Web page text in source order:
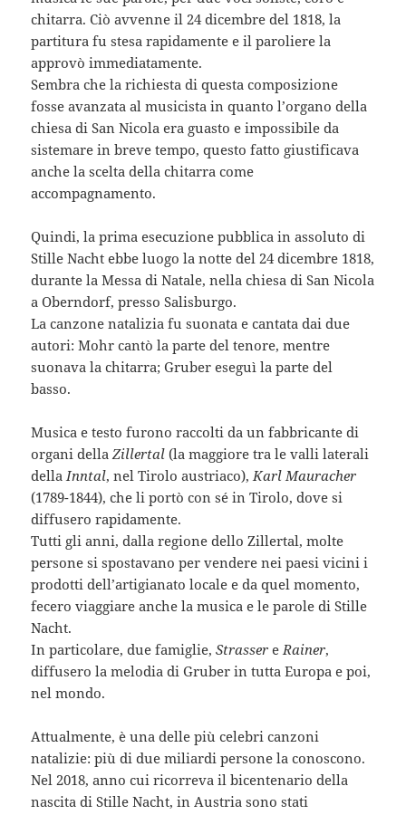
chitarra. Ciò avvenne il 24 dicembre del 1818, la
partitura fu stesa rapidamente e il paroliere la
approvò immediatamente.
Sembra che la richiesta di questa composizione
fosse avanzata al musicista in quanto l’organo della
chiesa di San Nicola era guasto e impossibile da
sistemare in breve tempo, questo fatto giustificava
anche la scelta della chitarra come
accompagnamento.
Quindi, la prima esecuzione pubblica in assoluto di
Stille Nacht ebbe luogo la notte del 24 dicembre 1818,
durante la Messa di Natale, nella chiesa di San Nicola
a Oberndorf, presso Salisburgo.
La canzone natalizia fu suonata e cantata dai due
autori: Mohr cantò la parte del tenore, mentre
suonava la chitarra; Gruber eseguì la parte del
basso.
Musica e testo furono raccolti da un fabbricante di
organi dellaZillertal(la maggiore tra le valli laterali
dellaInntal, nel Tirolo austriaco),Karl Mauracher
(1789-1844), che li portò con sé in Tirolo, dove si
diffusero rapidamente.
Tutti gli anni, dalla regione dello Zillertal, molte
persone si spostavano per vendere nei paesi vicini i
prodotti dell’artigianato locale e da quel momento,
fecero viaggiare anche la musica e le parole di Stille
Nacht.
In particolare, due famiglie,StrassereRainer,
diffusero la melodia di Gruber in tutta Europa e poi,
nel mondo.
Attualmente, è una delle più celebri canzoni
natalizie: più di due miliardi persone la conoscono.
Nel 2018, anno cui ricorreva il bicentenario della
nascita di Stille Nacht, in Austria sono stati